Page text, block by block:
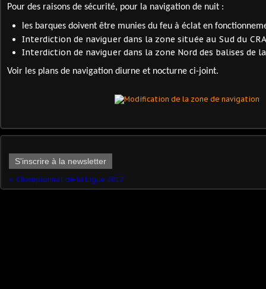
Pour des raisons de sécurité, pour la navigation de nuit :
les barques doivent être munies du feu à éclat en
Interdiction de naviguer dans la zone située au Sud du
Interdiction de naviguer dans la zone Nord des balises de
Voir les plans de navigation diurne et nocturne ci-joint.
S'inscrire à la newsletter
Championnat de la Ligue 2017